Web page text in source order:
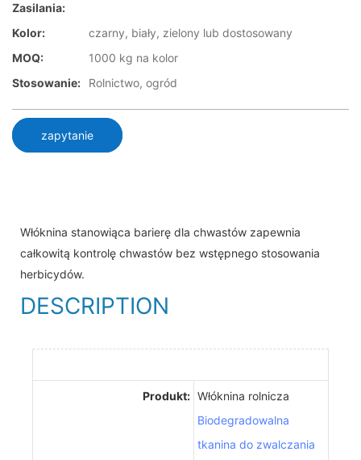
Zasilania:
Kolor:
czarny, biały, zielony lub dostosowany
MOQ:
1000 kg na kolor
Stosowanie:
Rolnictwo, ogród
zapytanie
Włóknina stanowiąca barierę dla chwastów zapewnia
całkowitą kontrolę chwastów bez wstępnego stosowania
herbicydów.
DESCRIPTION
Produkt: Włóknina rolnicza
Biodegradowalna
tkanina do zwalczania